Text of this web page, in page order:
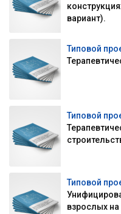
вариант).
Типовой
Типовой
Типовой
взрослых на